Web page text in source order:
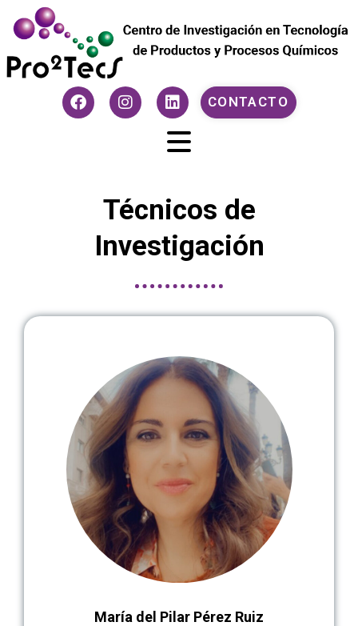
CONTACTO
Técnicos de
Investigación
María del Pilar Pérez Ruiz